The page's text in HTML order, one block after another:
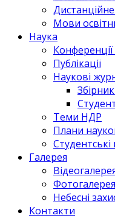
Мови
Наука
Публікації
Наукові
Теми НДР
Плани
Галерея
Фотогалерея
Небесні
Контакти